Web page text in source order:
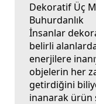
Dekoratif Üç
Buhurdanlık
İnsanlar
belirli
enerjilere
objelerin her
getirdiğini
inanarak ürün